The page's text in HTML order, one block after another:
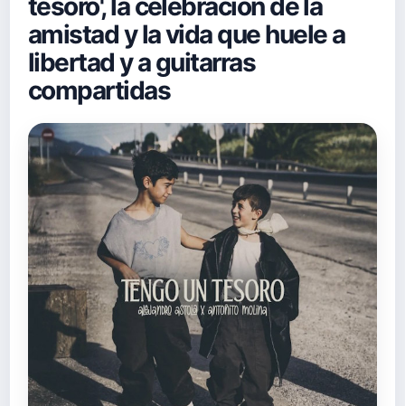
tesoro', la celebración de la
amistad y la vida que huele a
libertad y a guitarras
compartidas